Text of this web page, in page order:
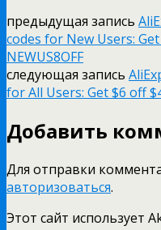
предыдущая запись
codes for New Users:
NEWUS8OFF
следующая запись
for All Users: Get $6 off
Добавить
Для отправки
авторизоваться.
Этот сайт использует